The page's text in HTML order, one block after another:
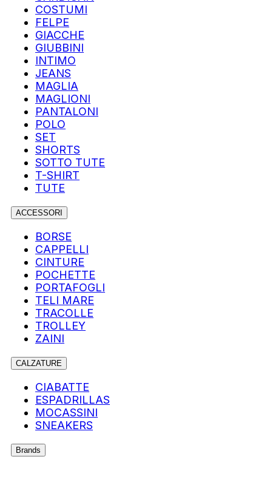
COSTUMI
FELPE
GIACCHE
GIUBBINI
INTIMO
JEANS
MAGLIA
MAGLIONI
PANTALONI
POLO
SET
SHORTS
SOTTO TUTE
T-SHIRT
TUTE
ACCESSORI
BORSE
CAPPELLI
CINTURE
POCHETTE
PORTAFOGLI
TELI MARE
TRACOLLE
TROLLEY
ZAINI
CALZATURE
CIABATTE
ESPADRILLAS
MOCASSINI
SNEAKERS
Brands